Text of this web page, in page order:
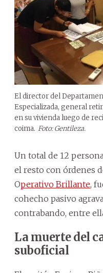
El director del
Especializada, general
en su vivienda luego de
coima. Foto: Gentileza.
Un total de 12
el resto con órdenes
Operativo Brillante,
cohecho pasivo
contrabando, entre
La muerte del
suboficial